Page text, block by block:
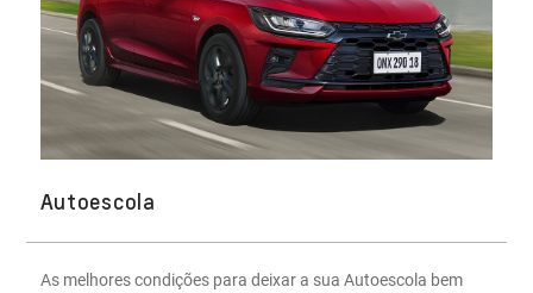
Autoescola
As melhores condições para deixar a sua Autoescola bem